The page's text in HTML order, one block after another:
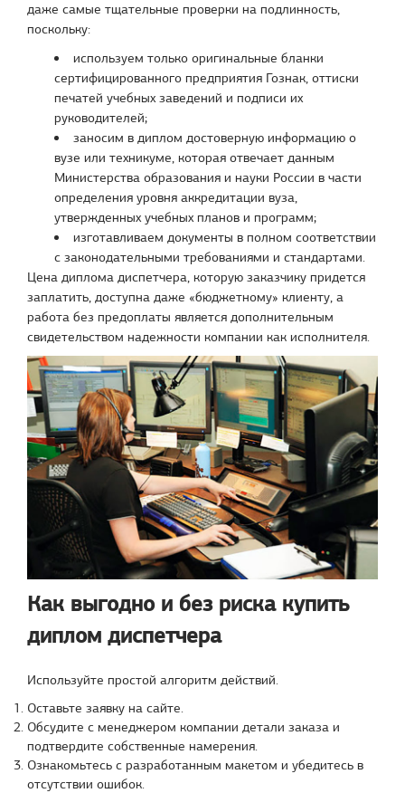
даже самые тщательные проверки на подлинность,
поскольку:
используем только оригинальные бланки
сертифицированного предприятия Гознак, оттиски
печатей учебных заведений и подписи их
руководителей;
заносим в диплом достоверную информацию о
вузе или техникуме, которая отвечает данным
Министерства образования и науки России в части
определения уровня аккредитации вуза,
утвержденных учебных планов и программ;
изготавливаем документы в полном соответствии
с законодательными требованиями и стандартами.
Цена диплома диспетчера, которую заказчику придется
заплатить, доступна даже «бюджетному» клиенту, а
работа без предоплаты является дополнительным
свидетельством надежности компании как исполнителя.
Как выгодно и без риска купить
диплом диспетчера
Используйте простой алгоритм действий.
Оставьте заявку на сайте.
Обсудите с менеджером компании детали заказа и
подтвердите собственные намерения.
Ознакомьтесь с разработанным макетом и убедитесь в
отсутствии ошибок.